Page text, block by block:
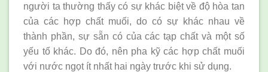
người ta thường thấy có sự khác biệt về độ hòa tan
của các hợp chất muối, do có sự khác nhau về
thành phần, sự sẵn có của các tạp chất và một số
yếu tố khác. Do đó, nên pha kỹ các hợp chất muối
với nước ngọt ít nhất hai ngày trước khi sử dụng.